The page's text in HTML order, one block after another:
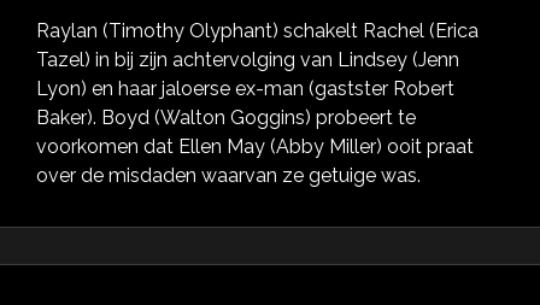
Raylan (Timothy Olyphant) schakelt Rachel (Erica
Tazel) in bij zijn achtervolging van Lindsey (Jenn
Lyon) en haar jaloerse ex-man (gastster Robert
Baker). Boyd (Walton Goggins) probeert te
voorkomen dat Ellen May (Abby Miller) ooit praat
over de misdaden waarvan ze getuige was.